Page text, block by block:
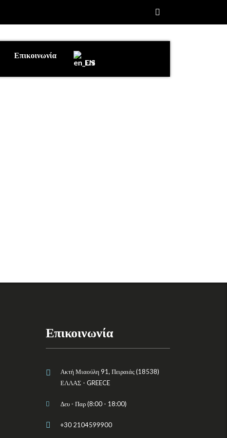
Επικοινωνία
EN
Επικοινωνία
Ακτή Μιαούλη 91, Πειραιάς (18538)
ΕΛΛΑΣ - GREECE
Δευ - Παρ (8:00 - 18:00)
+30 2104599900